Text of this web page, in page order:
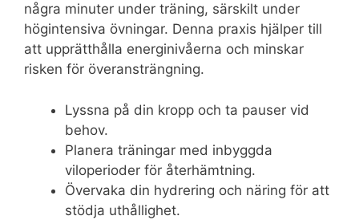
några minuter under träning, särskilt under
högintensiva övningar. Denna praxis hjälper till
att upprätthålla energinivåerna och minskar
risken för överansträngning.
Lyssna på din kropp och ta pauser vid
behov.
Planera träningar med inbyggda
viloperioder för återhämtning.
Övervaka din hydrering och näring för att
stödja uthållighet.